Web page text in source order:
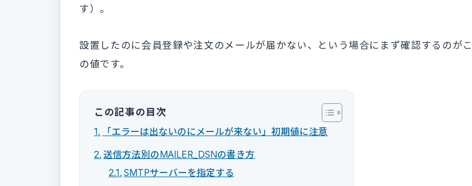
す）。
設置したのに会員登録や注文のメールが届かない、という場合にまず確認するのがこ
の値です。
この記事の目次
「エラーは出ないのにメールが来ない」初期値に注意
送信方法別のMAILER_DSNの書き方
SMTPサーバーを指定する